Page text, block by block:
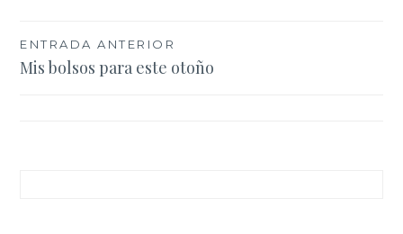
Navegación
de
ENTRADA ANTERIOR
Mis bolsos para este otoño